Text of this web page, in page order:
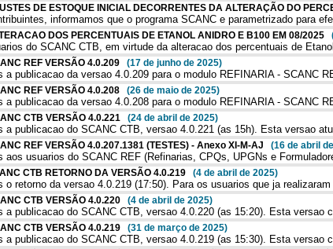
DE ESTOQUE INICIAL DECORRENTES DA ALTERAÇÃO DO
informamos que o programa SCANC e parametrizado para
DOS PERCENTUAIS DE ETANOL ANIDRO E B100 EM 08/2025
do SCANC CTB, em virtude da alteracao dos percentuais de
REF VERSÃO 4.0.209 (17 de junho de 2025)
a publicacao da versao 4.0.209 para o modulo REFINARIA - SCANC
REF VERSÃO 4.0.208 (26 de maio de 2025)
a publicacao da versao 4.0.208 para o modulo REFINARIA - SCANC
CTB VERSÃO 4.0.221 (24 de abril de 2025)
a publicacao do SCANC CTB, versao 4.0.221 (as 15h). Esta versao
REF VERSÃO 4.0.207.1381 (TESTES) - Anexo XI-M-AJ (16 de abril
aos usuarios do SCANC REF (Refinarias, CPQs, UPGNs e
CTB RETORNO DA VERSÃO 4.0.219 (4 de abril de 2025)
o retorno da versao 4.0.219 (17:50). Para os usuarios que ja
CTB VERSÃO 4.0.220 (4 de abril de 2025)
a publicacao do SCANC CTB, versao 4.0.220 (as 15:20). Esta versao
CTB VERSÃO 4.0.219 (31 de março de 2025)
a publicacao do SCANC CTB, versao 4.0.219 (as 15:30). Esta versao